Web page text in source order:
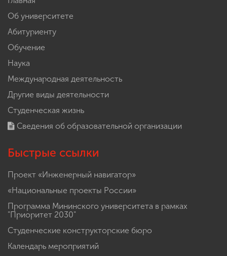
Об университете
Абитуриенту
Обучение
Наука
Международная деятельность
Другие виды деятельности
Студенческая жизнь
Сведения об образовательной организации
Быстрые ссылки
Проект «Инженерный навигатор»
«Национальные проекты России»
Программа Мининского университета в рамках
"Приоритет 2030"
Студенческие конструкторские бюро
Календарь мероприятий